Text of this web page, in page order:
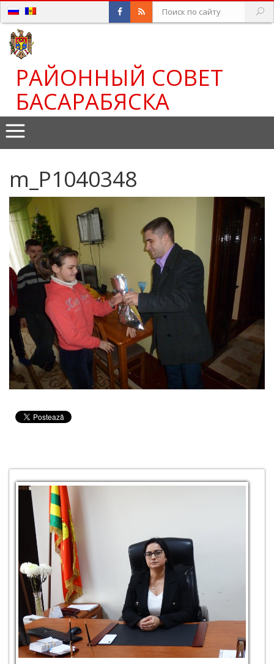
РАЙОННЫЙ СОВЕТ
БАСАРАБЯСКА
m_P1040348